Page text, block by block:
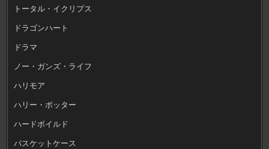
トータル・イクリプス
ドラゴンハート
ドラマ
ノー・ガンズ・ライフ
ハリモア
ハリー・ポッター
ハードボイルド
バスケットケース